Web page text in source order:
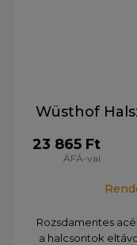
Wüsthof
23 865 Ft
ÁFÁ-val
Rozsdamentes
a halcsontok